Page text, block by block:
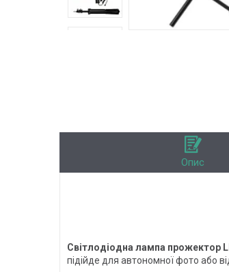
Опис
Світлодіодна лампа прожектор
підійде для автономної фото або